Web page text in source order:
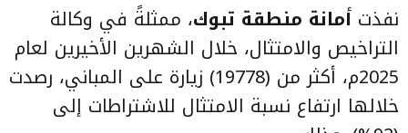
نفذت أمانة منطقة تبوك، ممثلةً في وكالة
التراخيص والامتثال، خلال الشهرين الأخيرين لعام
2025م، أكثر من (19778) زيارة على المباني، رصدت
خلالها ارتفاع نسبة الامتثال للاشتراطات إلى